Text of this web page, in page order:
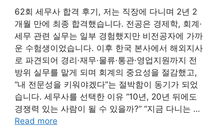
62회 세무사 합격 후기, 저는 직장에 다니며 2년 2
개월 만에 최종 합격했습니다. 전공은 경제학, 회계·
세무 관련 실무는 일부 경험했지만 비전공자에 가까
운 수험생이었습니다. 이후 한국 본사에서 해외지사
로 파견되어 경리·재무·물류·통관·영업지원까지 전
방위 실무를 맡게 되며 회계의 중요성을 절감했고,
“내 전문성을 키워야겠다”는 절박함이 동기가 되었
습니다. 세무사를 선택한 이유 “10년, 20년 뒤에도
경쟁력 있는 사람이 될 수 있을까?” “지금 다니는 …
Read more